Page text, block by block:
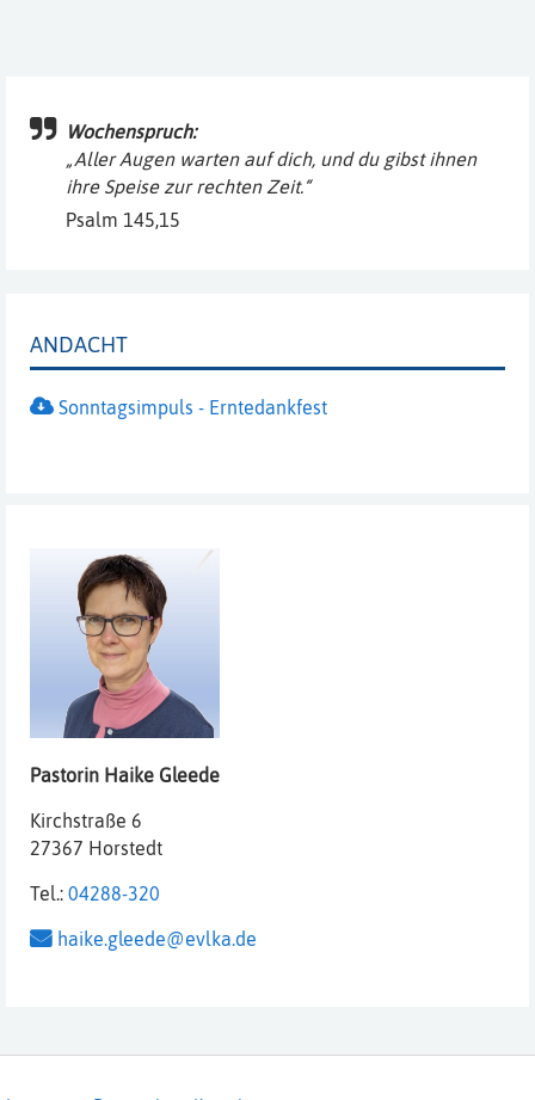
Wochenspruch:
„Aller Augen warten auf dich, und du gibst ihnen
ihre Speise zur rechten Zeit.“
Psalm 145,15
ANDACHT
Sonntagsimpuls - Erntedankfest
Pastorin Haike Gleede
Kirchstraße 6
27367 Horstedt
Tel.: 04288-320
haike.gleede@evlka.de